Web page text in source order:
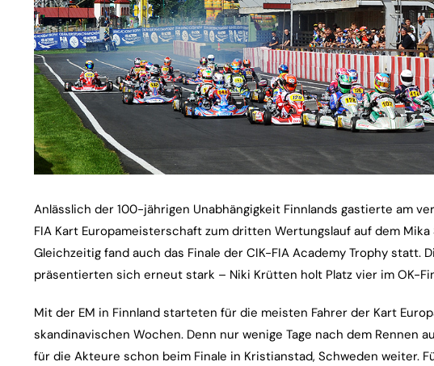
Anlässlich der 100-jährigen Unabhängigkeit Finnlands gastierte am
FIA Kart Europameisterschaft zum dritten Wertungslauf auf dem Mika
Gleichzeitig fand auch das Finale der CIK-FIA Academy Trophy statt.
präsentierten sich erneut stark – Niki Krütten holt Platz vier im OK-
Mit der EM in Finnland starteten für die meisten Fahrer der Kart
skandinavischen Wochen. Denn nur wenige Tage nach dem Rennen
für die Akteure schon beim Finale in Kristianstad, Schweden weiter.